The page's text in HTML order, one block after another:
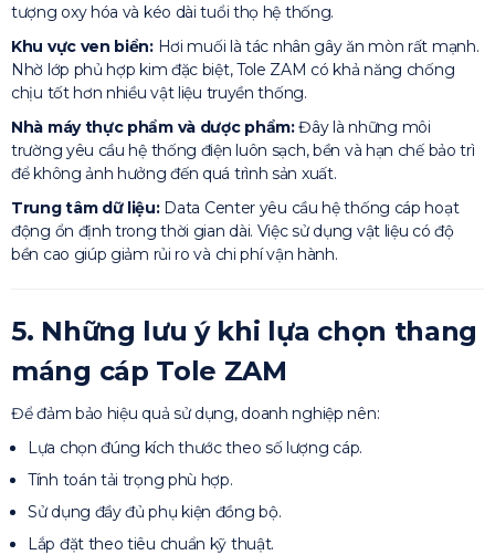
tượng oxy hóa và kéo dài tuổi thọ hệ thống.
Khu vực ven biển:Hơi muối là tác nhân gây ăn mòn rất mạnh.
Nhờ lớp phủ hợp kim đặc biệt, Tole ZAM có khả năng chống
chịu tốt hơn nhiều vật liệu truyền thống.
Nhà máy thực phẩm và dược phẩm:Đây là những môi
trường yêu cầu hệ thống điện luôn sạch, bền và hạn chế bảo trì
để không ảnh hưởng đến quá trình sản xuất.
Trung tâm dữ liệu:Data Center yêu cầu hệ thống cáp hoạt
động ổn định trong thời gian dài. Việc sử dụng vật liệu có độ
bền cao giúp giảm rủi ro và chi phí vận hành.
5. Những lưu ý khi lựa chọn thang
máng cáp Tole ZAM
Để đảm bảo hiệu quả sử dụng, doanh nghiệp nên:
Lựa chọn đúng kích thước theo số lượng cáp.
Tính toán tải trọng phù hợp.
Sử dụng đầy đủ phụ kiện đồng bộ.
Lắp đặt theo tiêu chuẩn kỹ thuật.